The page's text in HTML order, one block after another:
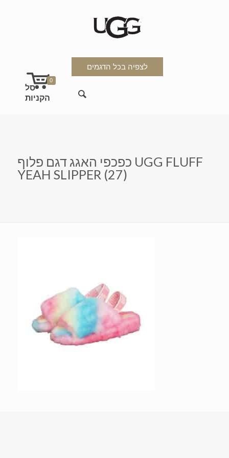
לצפיה בכל הדגמים
0
כפכפי האגג דגם פלוף UGG FLUFF
YEAH SLIPPER (27)